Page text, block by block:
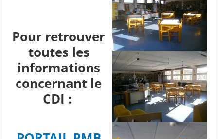
Pour retrouver
toutes les
informations
concernant le
CDI :